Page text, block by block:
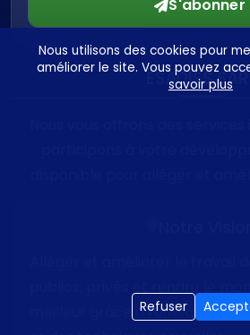
S'abonner
ESADISS
meilleur grâce à l'utilisation des
Nous utilisons des cookies pour
améliorer le site. Vous pouvez
savoir plus
Refuser